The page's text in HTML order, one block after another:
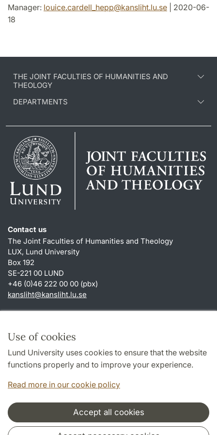
Use of cookies
Lund University uses cookies to ensure that the website
functions properly and to improve your experience.
Read more in our cookie policy
Accept all cookies
Manager: louice.cardell_hepp@kansliht.lu.se | 2020-06-
18
THE JOINT FACULTIES OF HUMANITIES AND
THEOLOGY
DEPARTMENTS
Contact us
The Joint Faculties of Humanities and Theology
LUX, Lund University
Box 192
SE-221 00 LUND
+46 (0)46 222 00 00 (pbx)
kansliht@kansliht.lu.se
About this website and cookies
Privacy policy
Accessibility
Cooperation and network